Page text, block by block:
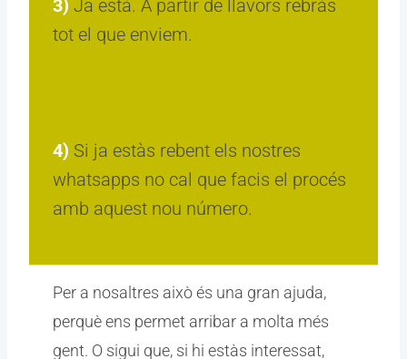
3) Ja està. A partir de llavors rebràs
tot el que enviem.
4) Si ja estàs rebent els nostres
whatsapps no cal que facis el procés
amb aquest nou número.
Per a nosaltres això és una gran ajuda,
perquè ens permet arribar a molta més
gent. O sigui que, si hi estàs interessat,